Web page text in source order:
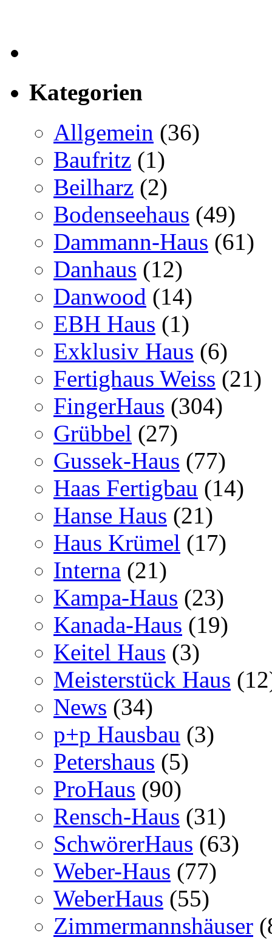
Kategorien
Allgemein (36)
Baufritz (1)
Beilharz (2)
Bodenseehaus (49)
Dammann-Haus (61)
Danhaus (12)
Danwood (14)
EBH Haus (1)
Exklusiv Haus (6)
Fertighaus Weiss (21)
FingerHaus (304)
Grübbel (27)
Gussek-Haus (77)
Haas Fertigbau (14)
Hanse Haus (21)
Haus Krümel (17)
Interna (21)
Kampa-Haus (23)
Kanada-Haus (19)
Keitel Haus (3)
Meisterstück Haus
News (34)
p+p Hausbau (3)
Petershaus (5)
ProHaus (90)
Rensch-Haus (31)
SchwörerHaus (63)
Weber-Haus (77)
WeberHaus (55)
Zimmermannshäuser